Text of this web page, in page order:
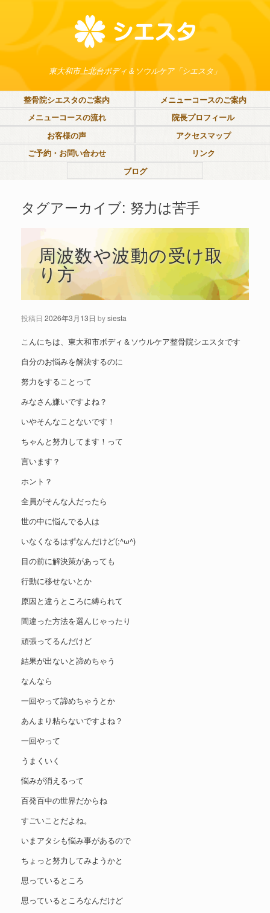
東大和市上北台ボディ＆ソウルケア「シエスタ」
整骨院シエスタのご案内
メニューコースのご案内
メニューコースの流れ
院長プロフィール
お客様の声
アクセスマップ
ご予約・お問い合わせ
リンク
ブログ
タグアーカイブ: 努力は苦手
周波数や波動の受け取
り方
投稿日 2026年3月13日 bysiesta
こんにちは、東大和市ボディ＆ソウルケア整骨院シエスタです
自分のお悩みを解決するのに
努力をすることって
みなさん嫌いですよね？
いやそんなことないです！
ちゃんと努力してます！って
言います？
ホント？
全員がそんな人だったら
世の中に悩んでる人は
いなくなるはずなんだけど(;^ω^)
目の前に解決策があっても
行動に移せないとか
原因と違うところに縛られて
間違った方法を選んじゃったり
頑張ってるんだけど
結果が出ないと諦めちゃう
なんなら
一回やって諦めちゃうとか
あんまり粘らないですよね？
一回やって
うまくいく
悩みが消えるって
百発百中の世界だからね
すごいことだよね。
いまアタシも悩み事があるので
ちょっと努力してみようかと
思っているところ
思っているところなんだけど